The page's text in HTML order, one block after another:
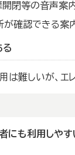
開閉等の音声案
が確認できる案
る
は難しいが、エ
にも利用しやす